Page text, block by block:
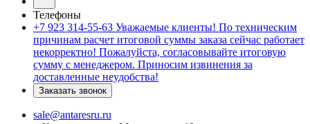
Телефоны
+7 923 314-55-63 Уважаемые клиенты! По техническим
причинам расчет итоговой суммы заказа сейчас работает
некорректно! Пожалуйста, согласовывайте итоговую
сумму с менеджером. Приносим извинения за
доставленные неудобства!
Заказать звонок
sale@antaresru.ru